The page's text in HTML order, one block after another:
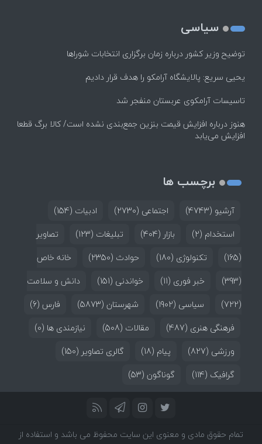
سیاسی
توضیح وزیر کشور درباره زمان برگزاری انتخابات شوراها
یحیی سریع: پالایشگاه آرامکو را هدف قرار دادیم
تاسیسات آرامکوی عربستان منفجر شد
هنوز درباره افزایش قیمت بنزین جمع‌بندی نشده است/ کالا برگ قطعا
افزایش می‌یابد
برچسب ها
آرشیو (4743) اجتماعی (2730) ادبیات (154)
استخدام (2) بازار (404) تبلیغات (123)
تصاویر
(165)
تکنولوژی (180) حوادث (2350)
خانه خاص
(393)
خبر فوری (11) خواندنی (151)
دانش و سلامت
(722)
سیاسی (1902) شهرستان (5873) فارس (6)
فرهنگی هنری (487) مقالات (508) نیازمندی ها (0)
ورزشی (827) پیام (18) گالری تصاویر (150)
گرافیک (114) گوناگون (53)
تمام حقوق مادی و معنوی این سایت محفوظ می باشد و استفاده از